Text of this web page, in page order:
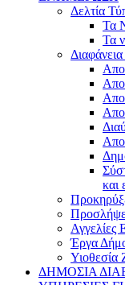
Δελτία
Τα
Τα
και
Αγγελίες
Έργα
ΔΗΜΟΣΙΑ